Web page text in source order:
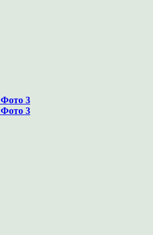
Фото 3
Фото 3